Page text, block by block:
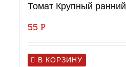
Томат Крупный ранний
55 Р
В КОРЗИНУ